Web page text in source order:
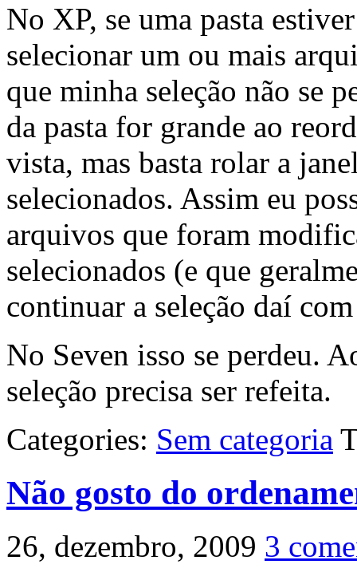
No XP, se uma pasta
selecionar um ou mais
que minha seleção não se
da pasta for grande ao
vista, mas basta rolar a
selecionados. Assim eu
arquivos que foram
selecionados (e que
continuar a seleção daí
No Seven isso se perdeu.
seleção precisa ser refeita.
Categories: Sem categoria
Não gosto do
26, dezembro, 2009 3